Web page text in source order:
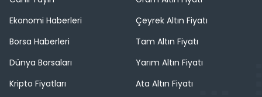
Ekonomi Haberleri
Borsa Haberleri
Dünya Borsaları
Kripto Fiyatları
Çeyrek Altın Fiyatı
Tam Altın Fiyatı
Yarım Altın Fiyatı
Ata Altın Fiyatı